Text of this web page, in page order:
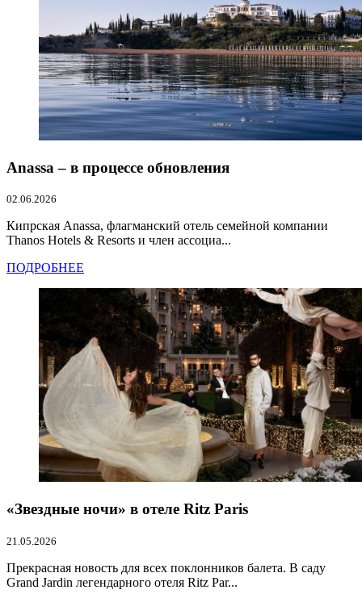
Anassa – в процессе обновления
02.06.2026
Кипрская Anassa, флагманский отель семейной компании
Thanos Hotels & Resorts и член ассоциа...
ПОДРОБНЕЕ
«Звездные ночи» в отеле Ritz Paris
21.05.2026
Прекрасная новость для всех поклонников балета. В саду
Grand Jardin легендарного отеля Ritz Par...